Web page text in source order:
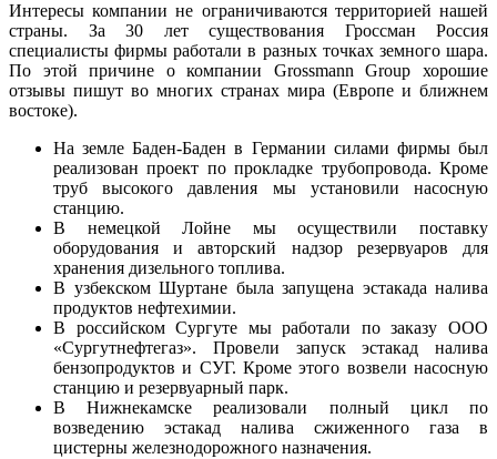
Интересы компании не ограничиваются территорией нашей
страны. За 30 лет существования Гроссман Россия
специалисты фирмы работали в разных точках земного шара.
По этой причине о компании Grossmann Group хорошие
отзывы пишут во многих странах мира (Европе и ближнем
востоке).
На земле Баден-Баден в Германии силами фирмы был
реализован проект по прокладке трубопровода. Кроме
труб высокого давления мы установили насосную
станцию.
В немецкой Лойне мы осуществили поставку
оборудования и авторский надзор резервуаров для
хранения дизельного топлива.
В узбекском Шуртане была запущена эстакада налива
продуктов нефтехимии.
В российском Сургуте мы работали по заказу ООО
«Сургутнефтегаз». Провели запуск эстакад налива
бензопродуктов и СУГ. Кроме этого возвели насосную
станцию и резервуарный парк.
В Нижнекамске реализовали полный цикл по
возведению эстакад налива сжиженного газа в
цистерны железнодорожного назначения.